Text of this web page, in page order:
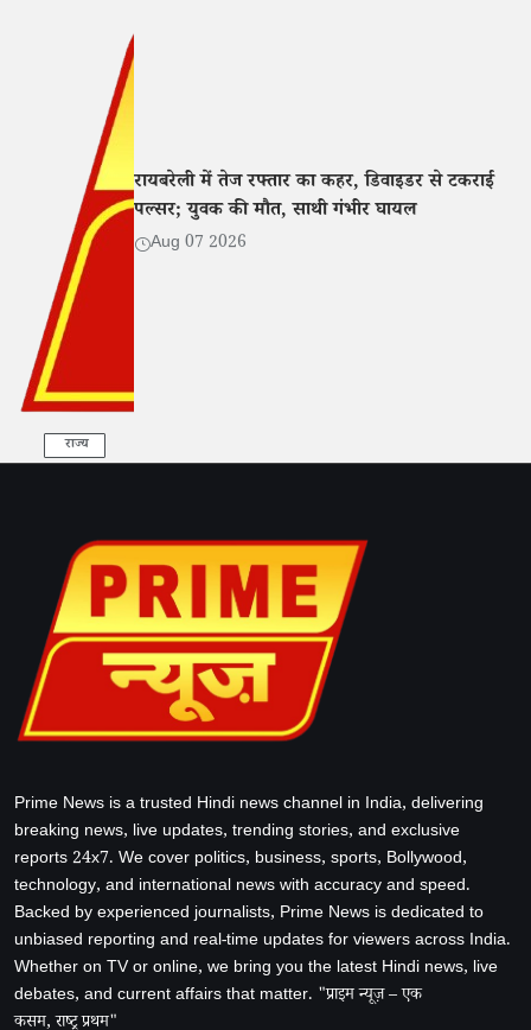
राज्य
रायबरेली में तेज रफ्तार का कहर, डिवाइडर से टकराई
पल्सर; युवक की मौत, साथी गंभीर घायल
Aug 07 2026
Prime News is a trusted Hindi news channel in India, delivering
breaking news, live updates, trending stories, and exclusive
reports 24x7. We cover politics, business, sports, Bollywood,
technology, and international news with accuracy and speed.
Backed by experienced journalists, Prime News is dedicated to
unbiased reporting and real-time updates for viewers across India.
Whether on TV or online, we bring you the latest Hindi news, live
debates, and current affairs that matter. "प्राइम न्यूज़ – एक
कसम, राष्ट्र प्रथम"